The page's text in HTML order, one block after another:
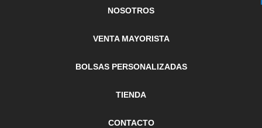
NOSOTROS
VENTA MAYORISTA
BOLSAS PERSONALIZADAS
TIENDA
CONTACTO